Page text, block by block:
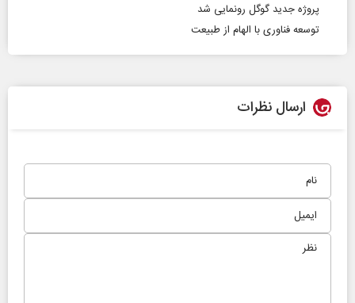
پروژه جدید گوگل رونمایی شد
توسعه فناوری با الهام از طبیعت
ارسال نظرات